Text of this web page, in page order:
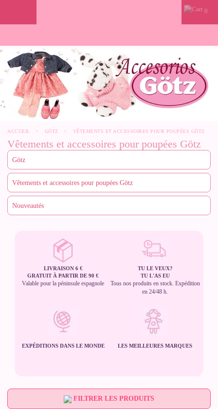
0
ACCUEIL > GÖTZ > VÊTEMENTS ET ACCESSOIRES POUR POUPÉES GÖTZ
Vêtements et accessoires pour poupées Götz
LIVRAISON 6 €
GRATUIT À PARTIR DE 90 €
Valable pour la péninsule espagnole
TU LE VEUX?
TU L'AS EU
Tous nos produits en stock. Expédition
en 24/48 h.
EXPÉDITIONS DANS LE MONDE LES MEILLEURES MARQUES
FILTRER LES PRODUITS